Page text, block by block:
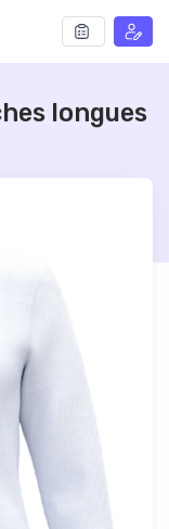
longues